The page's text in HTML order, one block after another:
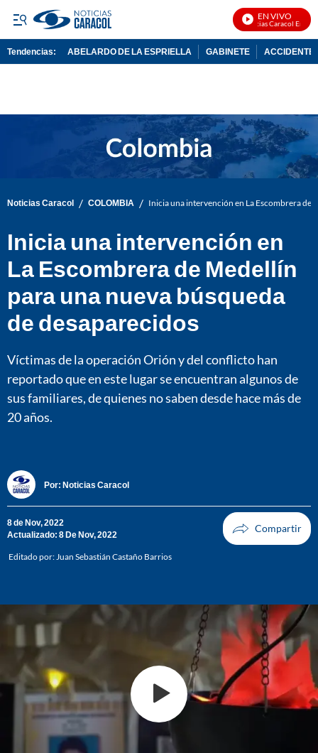
EN VIVO
Noticias Caracol En Vivo
Tendencias: ABELARDO DE LA ESPRIELLA GABINETE ACCIDENTE
Noticias Caracol / COLOMBIA / Inicia una intervención en La Escombrera de
Inicia una intervención en
La Escombrera de Medellín
para una nueva búsqueda
de desaparecidos
Víctimas de la operación Orión y del conflicto han
reportado que en este lugar se encuentran algunos de
sus familiares, de quienes no saben desde hace más de
20 años.
Por: Noticias Caracol
8 de Nov, 2022
Actualizado: 8 De Nov, 2022
Editado por:Juan Sebastián Castaño Barrios